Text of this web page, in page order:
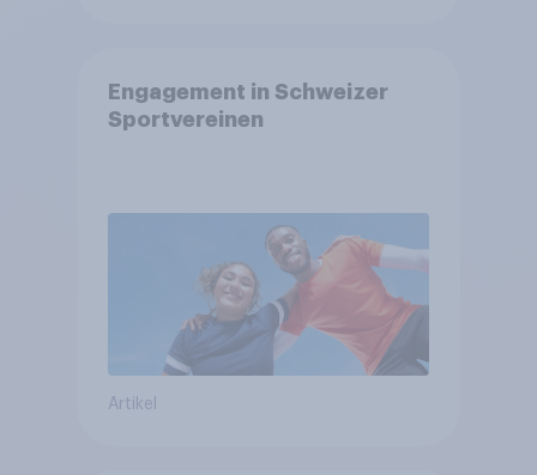
Engagement in Schweizer
Sportvereinen
Artikel